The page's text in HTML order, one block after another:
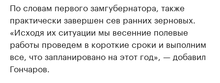
По словам первого замгубернатора, также
практически завершен сев ранних зерновых.
«Исходя их ситуации мы весенние полевые
работы проведем в короткие сроки и выполним
все, что запланировано на этот год», — добавил
Гончаров.